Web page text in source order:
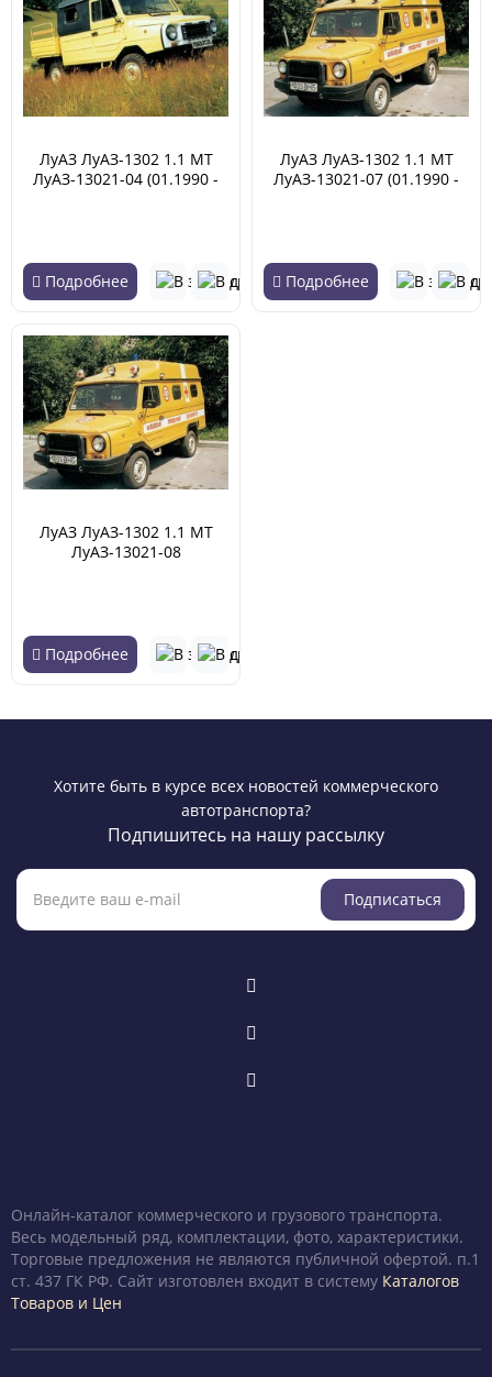
ЛуАЗ ЛуАЗ-1302 1.1 MT
ЛуАЗ-13021-04 (01.1990 -
Подробнее
ЛуАЗ ЛуАЗ-1302 1.1 MT
ЛуАЗ-13021-07 (01.1990 -
Подробнее
ЛуАЗ ЛуАЗ-1302 1.1 MT
ЛуАЗ-13021-08
Подробнее
Хотите быть в курсе всех новостей коммерческого
автотранспорта?
Подпишитесь на нашу рассылку
Подписаться
Онлайн-каталог коммерческого и грузового транспорта.
Весь модельный ряд, комплектации, фото, характеристики.
Торговые предложения не являются публичной офертой. п.1
ст. 437 ГК РФ. Сайт изготовлен входит в систему Каталогов
Товаров и Цен